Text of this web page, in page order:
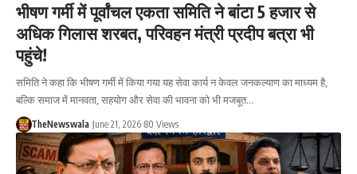
भीषण गर्मी में पूर्वांचल एकता समिति ने बांटा 5 हजार से
अधिक गिलास शरबत, परिवहन मंत्री प्रदीप बत्रा भी
पहुंचे!
समिति ने कहा कि भीषण गर्मी में किया गया यह सेवा कार्य न केवल जनकल्याण का माध्यम है,
बल्कि समाज में मानवता, सहयोग और सेवा की भावना को भी मजबूत…
TheNewswala June 21, 2026 80 Views